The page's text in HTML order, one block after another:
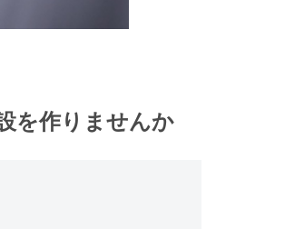
を作りませんか